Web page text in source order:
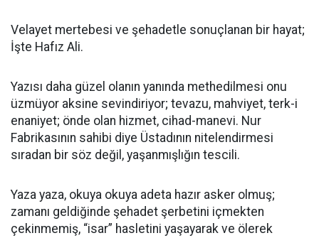
Velayet mertebesi ve şehadetle sonuçlanan bir hayat;
İşte Hafız Ali.
Yazısı daha güzel olanın yanında methedilmesi onu
üzmüyor aksine sevindiriyor; tevazu, mahviyet, terk-i
enaniyet; önde olan hizmet, cihad-manevi. Nur
Fabrikasının sahibi diye Üstadının nitelendirmesi
sıradan bir söz değil, yaşanmışlığın tescili.
Yaza yaza, okuya okuya adeta hazır asker olmuş;
zamanı geldiğinde şehadet şerbetini içmekten
çekinmemiş, “isar” hasletini yaşayarak ve ölerek